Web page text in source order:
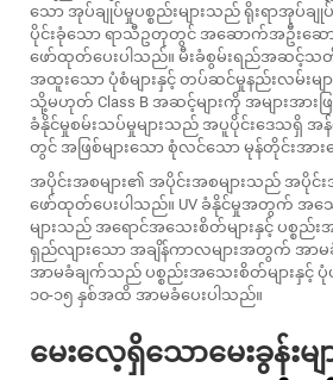
သော အုပ်ချုပ်မှုပစ္စည်းများသည် ရိုးရာအုပ်ခ
ပိုင်းခုံသော ရာသီဥတုတွင် အဆောက်အဦးဆော
ဖော်ထုတ်ပေးပါသည်။ မီးခံစွမ်းရည်အဆင့်သ
အထူးသော ပုံစံများနှင့် တပ်ဆင်မှုနည်းလမ်းမျ
သို့မဟုတ် Class B အဆင့်များကို အများအား
ခံနိုင်မှုစမ်းသပ်မှုများသည် အပူပိုင်းဒေသရှိ အ
တွင် အဖြစ်များသော စုံလင်သော မုန်တိုင်းအာ
အပိုင်းအစများ၏ အပိုင်းအစများသည် အပိုင်း
ဖော်ထုတ်ပေးပါသည်။ UV ခံနိုင်မှုအတွက်
များသည် အရောင်အသေးစိတ်များနှင့် ပစ္စည်
ရှည်လျားသော အချိန်ကာလများအတွက် အာမ
အာမခံချက်သည် ပစ္စည်းအသေးစိတ်များနှင့် ပုံ
၁၀-၁၅ နှစ်အထိ အာမခံပေးပါသည်။
မေးလေ့ရှိသောမေးခွန်းမျ